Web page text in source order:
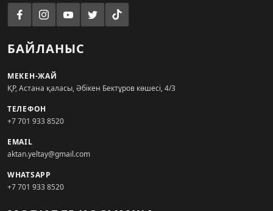
БАЙЛАНЫС
МЕКЕН-ЖАЙ
ҚР, Астана қаласы, Әбікен Бектұров көшесі, 4/3
ТЕЛЕФОН
+7 701 933 8520
EMAIL
aktan.yeltay@gmail.com
WHATSAPP
+7 701 933 8520